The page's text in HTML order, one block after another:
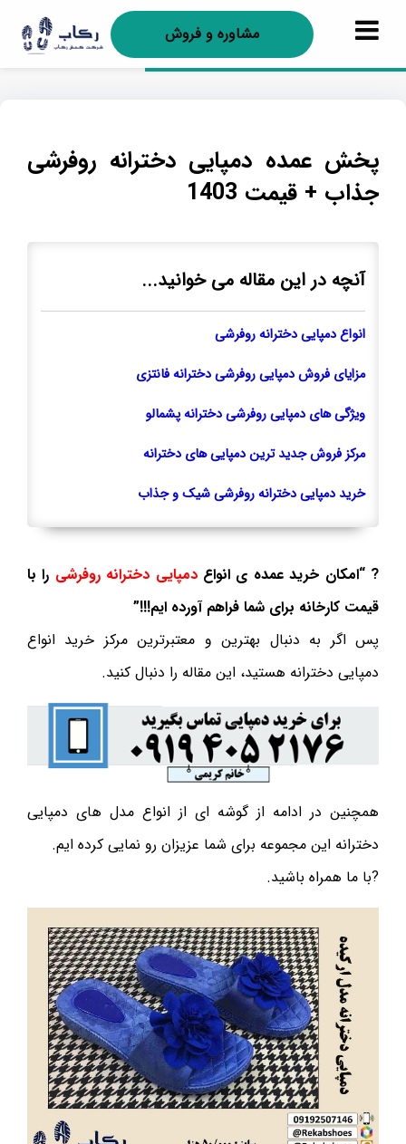
مشاوره و فروش
پخش عمده دمپایی دخترانه روفرشی
جذاب + قیمت 1403
آنچه در این مقاله می خوانید...
انواع دمپایی دخترانه روفرشی
مزایای فروش دمپایی روفرشی دخترانه فانتزی
ویژگی های دمپایی روفرشی دخترانه پشمالو
مرکز فروش جدید ترین دمپایی های دخترانه
خرید دمپایی دخترانه روفرشی شیک و جذاب
? “امکان خرید عمده ی انواعدمپایی دخترانه روفرشی را با
قیمت کارخانه برای شما فراهم آورده ایم!!!”
پس اگر به دنبال بهترین و معتبرترین مرکز خرید انواع
دمپایی دخترانه هستید، این مقاله را دنبال کنید.
همچنین در ادامه از گوشه ای از انواع مدل های دمپایی
دخترانه این مجموعه برای شما عزیزان رو نمایی کرده ایم.
?با ما همراه باشید.